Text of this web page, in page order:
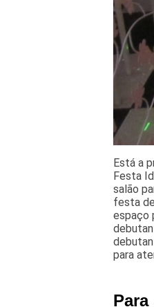
Está a
Festa
salão
festa
espaço
para